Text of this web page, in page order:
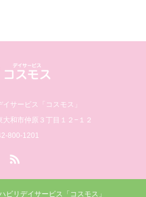
サービス「コスモス」
和市仲原３丁目１２−１２
800-1201
ビリデイサービス「コスモス」